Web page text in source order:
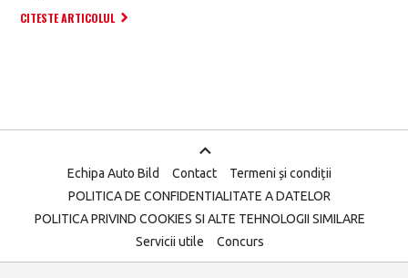
CITESTE ARTICOLUL
Echipa Auto Bild Contact
Termeni și condiții
POLITICA DE CONFIDENTIALITATE A DATELOR
POLITICA PRIVIND COOKIES SI ALTE TEHNOLOGII SIMILARE
Servicii utile
Concurs